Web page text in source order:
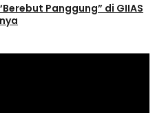
Panggung” di GIIAS